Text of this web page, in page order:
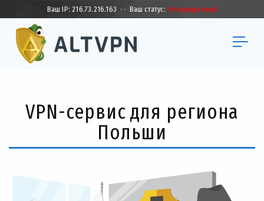
Ваш IP:216.73.216.163 · · Ваш статус:Незащищенный
VPN-сервис для региона
Польши